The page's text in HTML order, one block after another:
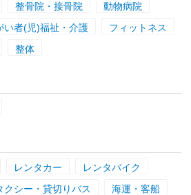
整骨院・接骨院
動物病院
い者(児)福祉・介護
フィットネス
整体
レンタカー
レンタバイク
クシー・貸切りバス
海運・客船